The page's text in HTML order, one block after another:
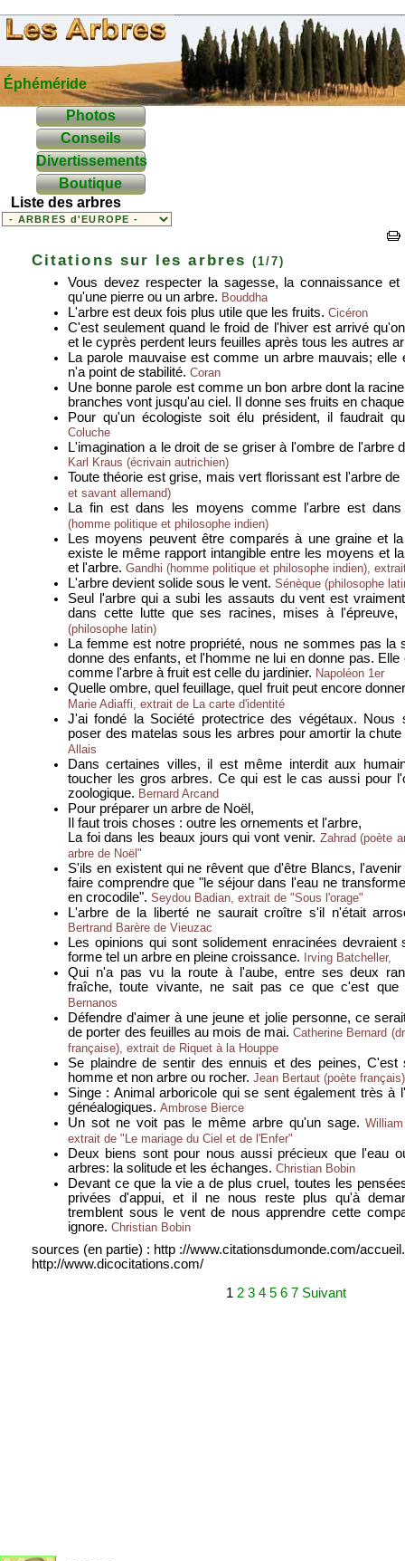
Éphéméride
Photos
Conseils
Divertissements
Boutique
Liste des arbres
Citations sur les arbres(1/7)
Vous devez respecter la sagesse, la connaissance
qu'une pierre ou un arbre. Bouddha
L'arbre est deux fois plus utile que les fruits. Cicéron
C'est seulement quand le froid de l'hiver est arrivé
et le cyprès perdent leurs feuilles après tous les autres
La parole mauvaise est comme un arbre mauvais; elle
n'a point de stabilité. Coran
Une bonne parole est comme un bon arbre dont la
branches vont jusqu'au ciel. Il donne ses fruits en
Pour qu'un écologiste soit élu président, il faudrait
Coluche
L'imagination a le droit de se griser à l'ombre de l'arbre
Karl Kraus (écrivain autrichien)
Toute théorie est grise, mais vert florissant est l'arbre
et savant allemand)
La fin est dans les moyens comme l'arbre est
(homme politique et philosophe indien)
Les moyens peuvent être comparés à une graine et
existe le même rapport intangible entre les moyens et
et l'arbre. Gandhi (homme politique et philosophe indien),
L'arbre devient solide sous le vent. Sénèque (philosophe
Seul l'arbre qui a subi les assauts du vent est
dans cette lutte que ses racines, mises à
(philosophe latin)
La femme est notre propriété, nous ne sommes pas la
donne des enfants, et l'homme ne lui en donne pas.
comme l'arbre à fruit est celle du jardinier. Napoléon 1er
Quelle ombre, quel feuillage, quel fruit peut encore
Marie Adiaffi, extrait de La carte d'identité
J'ai fondé la Société protectrice des végétaux. Nous
poser des matelas sous les arbres pour amortir la
Allais
Dans certaines villes, il est même interdit aux
toucher les gros arbres. Ce qui est le cas aussi pour
zoologique. Bernard Arcand
Pour préparer un arbre de Noël,
Il faut trois choses : outre les ornements et l'arbre,
La foi dans les beaux jours qui vont venir. Zahrad (poète
arbre de Noël"
S'ils en existent qui ne rêvent que d'être Blancs,
faire comprendre que "le séjour dans l'eau ne
en crocodile". Seydou Badian, extrait de "Sous l'orage"
L'arbre de la liberté ne saurait croître s'il n'était
Bertrand Barère de Vieuzac
Les opinions qui sont solidement enracinées devraient
forme tel un arbre en pleine croissance. Irving Batcheller,
Qui n'a pas vu la route à l'aube, entre ses deux
fraîche, toute vivante, ne sait pas ce que c'est que
Bernanos
Défendre d'aimer à une jeune et jolie personne, ce
de porter des feuilles au mois de mai.Catherine Bernard
française), extrait de Riquet à la Houppe
Se plaindre de sentir des ennuis et des peines, C'est
homme et non arbre ou rocher. Jean Bertaut (poète
Singe : Animal arboricole qui se sent également très à
généalogiques. Ambrose Bierce
Un sot ne voit pas le même arbre qu'un sage.
extrait de "Le mariage du Ciel et de l'Enfer"
Deux biens sont pour nous aussi précieux que l'eau
arbres: la solitude et les échanges. Christian Bobin
Devant ce que la vie a de plus cruel, toutes les
privées d'appui, et il ne nous reste plus qu'à
tremblent sous le vent de nous apprendre cette
ignore. Christian Bobin
sources (en partie) : http ://www.citationsdumonde.com/
http://www.dicocitations.com/
1 2 3 4 5 6 7 Suivant